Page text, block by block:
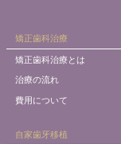
矯正歯科治療
矯正歯科治療とは
治療の流れ
費用について
自家歯牙移植